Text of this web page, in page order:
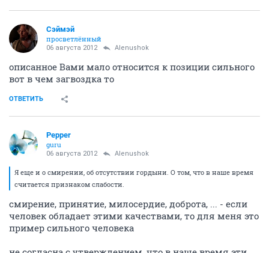
Сэймэй
просветлённый
06 августа 2012 Alenushok
описанное Вами мало относится к позиции сильного
вот в чем загвоздка то
ОТВЕТИТЬ
Pepper
guru
06 августа 2012 Alenushok
Я еще и о смирении, об отсутствии гордыни. О том, что в наше время
считается признаком слабости.
смирение, принятие, милосердие, доброта, ... - если
человек обладает этими качествами, то для меня это
пример сильного человека